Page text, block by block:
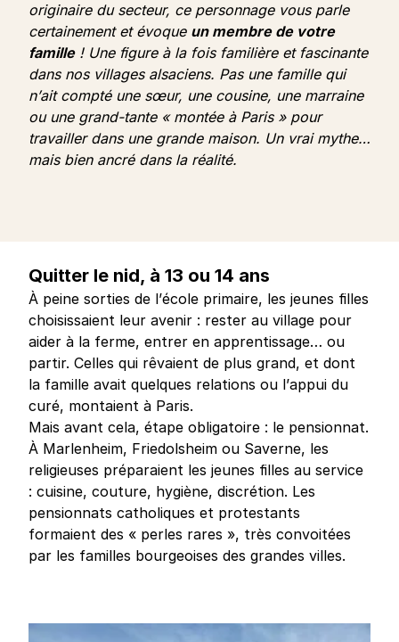
originaire du secteur, ce personnage vous parle
certainement et évoque un membre de votre
famille! Une figure à la fois familière et fascinante
dans nos villages alsaciens. Pas une famille qui
n’ait compté une sœur, une cousine, une marraine
ou une grand-tante « montée à Paris » pour
travailler dans une grande maison. Un vrai mythe…
mais bien ancré dans la réalité.
Quitter le nid, à 13 ou 14 ans
À peine sorties de l’école primaire, les jeunes filles
choisissaient leur avenir : rester au village pour
aider à la ferme, entrer en apprentissage… ou
partir. Celles qui rêvaient de plus grand, et dont
la famille avait quelques relations ou l’appui du
curé, montaient à Paris.
Mais avant cela, étape obligatoire : le pensionnat.
À Marlenheim, Friedolsheim ou Saverne, les
religieuses préparaient les jeunes filles au service
: cuisine, couture, hygiène, discrétion. Les
pensionnats catholiques et protestants
formaient des « perles rares », très convoitées
par les familles bourgeoises des grandes villes.